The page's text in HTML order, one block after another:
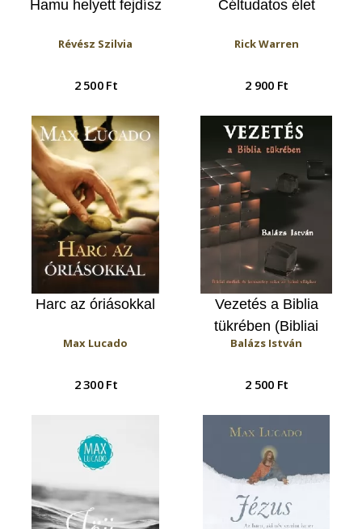
Hamu helyett fejdísz
Révész Szilvia
2 500 Ft
Céltudatos élet
Rick Warren
2 900 Ft
Harc az óriásokkal
Max Lucado
2 300 Ft
Vezetés a Biblia
tükrében (Bibliai
értékek és keresztény
Balázs István
2 500 Ft